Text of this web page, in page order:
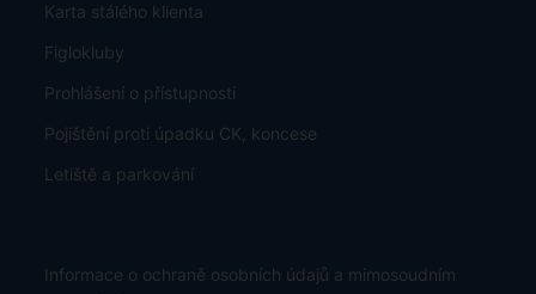
Karta stálého klienta
Figlokluby
Prohlášení o přístupnosti
Pojištění proti úpadku CK, koncese
Letiště a parkování
Informace o ochraně osobních údajů a mimosoudním